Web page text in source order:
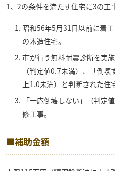
1、2の条件を満たす住宅に3の工
昭和56年5月31日以前に着
の木造住宅。
市が行う無料耐震診断を実
（判定値0.7未満）、「倒
上1.0未満）と判断された住
「一応倒壊しない」（判定
修工事。
■補助金額